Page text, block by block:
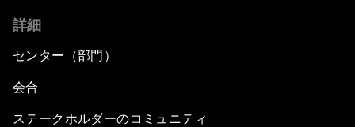
詳細
センター（部門）
会合
ステークホルダーのコミュニティ